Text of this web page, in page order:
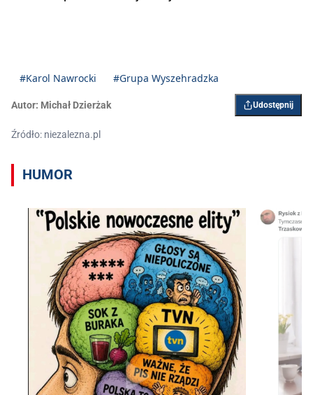
#Karol Nawrocki #Grupa Wyszehradzka
Autor: Michał Dzierżak Udostępnij
Źródło: niezalezna.pl
HUMOR